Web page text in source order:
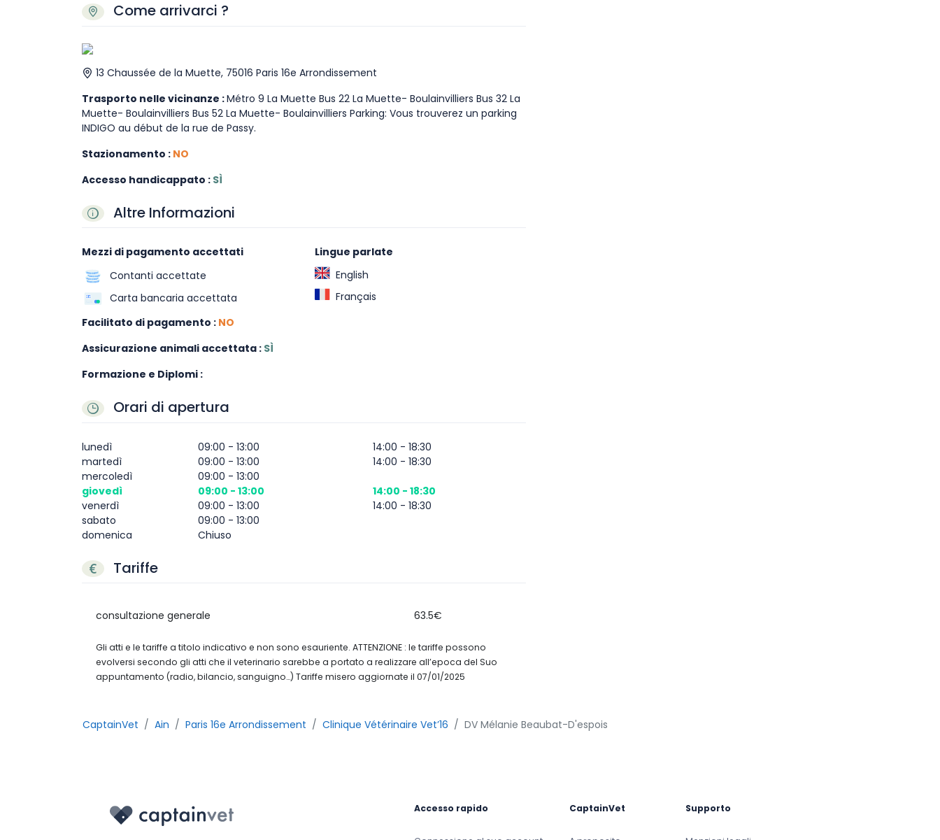
Come arrivarci ?
13 Chaussée de la Muette, 75016 Paris 16e Arrondissement
Trasporto nelle vicinanze :Métro 9 La Muette Bus 22 La Muette- Boulainvilliers Bus 32 La
Muette- Boulainvilliers Bus 52 La Muette- Boulainvilliers Parking: Vous trouverez un parking
INDIGO au début de la rue de Passy.
Stazionamento : NO
Accesso handicappato : SÌ
Altre Informazioni
Mezzi di pagamento accettati
Contanti accettate
Carta bancaria accettata
Lingue parlate
English
Français
Facilitato di pagamento : NO
Assicurazione animali accettata : SÌ
Formazione e Diplomi :
Orari di apertura
lunedì 09:00 - 13:00
14:00 - 18:30
martedì
09:00 - 13:00
14:00 - 18:30
mercoledì
09:00 - 13:00
giovedì
09:00 - 13:00
14:00 - 18:30
venerdì
09:00 - 13:00
14:00 - 18:30
sabato
09:00 - 13:00
domenica
Chiuso
Tariffe
consultazione generale 63.5€
Gli atti e le tariffe a titolo indicativo e non sono esauriente. ATTENZIONE : le tariffe possono
evolversi secondo gli atti che il veterinario sarebbe a portato a realizzare all’epoca del Suo
appuntamento (radio, bilancio, sanguigno…) Tariffe misero aggiornate il 07/01/2025
CaptainVet Ain Paris 16e Arrondissement Clinique Vétérinaire Vet’16 DV Mélanie Beaubat-D'espois
Accesso rapido CaptainVet Supporto